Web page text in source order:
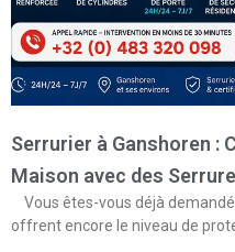
Serrurier à Ganshoren :
Maison avec des
Vous êtes-vous déjà
offrent encore le niveau de